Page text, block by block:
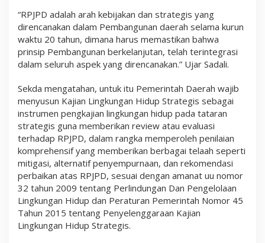
a
u
n
2
0
2
-
2
0
4
5
“RPJPD adalah arah kebijakan dan strategis yang
direncanakan dalam Pembangunan daerah selama kurun
waktu 20 tahun, dimana harus memastikan bahwa
prinsip Pembangunan berkelanjutan, telah terintegrasi
dalam seluruh aspek yang direncanakan.” Ujar Sadali.
Sekda mengatahan, untuk itu Pemerintah Daerah wajib
menyusun Kajian Lingkungan Hidup Strategis sebagai
instrumen pengkajian lingkungan hidup pada tataran
strategis guna memberikan review atau evaluasi
terhadap RPJPD, dalam rangka memperoleh penilaian
komprehensif yang memberikan berbagai telaah seperti
mitigasi, alternatif penyempurnaan, dan rekomendasi
perbaikan atas RPJPD, sesuai dengan amanat uu nomor
32 tahun 2009 tentang Perlindungan Dan Pengelolaan
Lingkungan Hidup dan Peraturan Pemerintah Nomor 45
Tahun 2015 tentang Penyelenggaraan Kajian
Lingkungan Hidup Strategis.